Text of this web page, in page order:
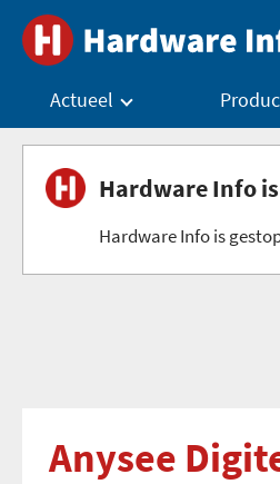
Actueel
Hardware Info
Hardware Info is
Anysee